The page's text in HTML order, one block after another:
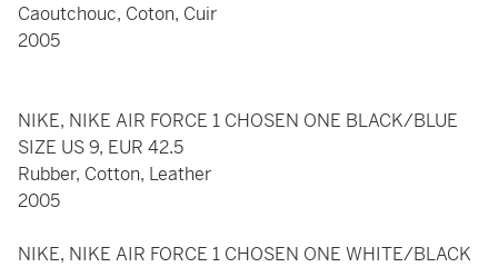
Caoutchouc, Coton, Cuir
2005
NIKE, NIKE AIR FORCE 1 CHOSEN ONE BLACK/BLUE
SIZE US 9, EUR 42.5
Rubber, Cotton, Leather
2005
NIKE, NIKE AIR FORCE 1 CHOSEN ONE WHITE/BLACK